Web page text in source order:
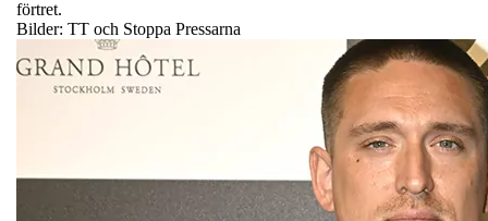
förtret.
Bilder: TT och Stoppa Pressarna